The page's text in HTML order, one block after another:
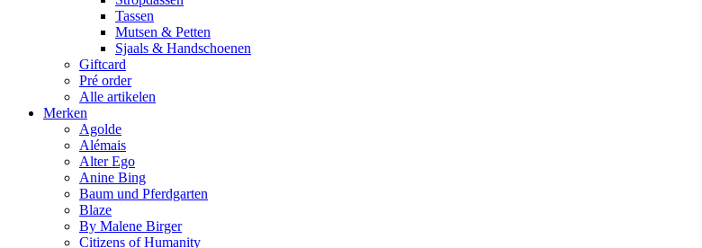
Tassen
Mutsen & Petten
Sjaals & Handschoenen
Giftcard
Pré order
Alle artikelen
Merken
Agolde
Alémais
Alter Ego
Anine Bing
Baum und Pferdgarten
Blaze
By Malene Birger
Citizens of Humanity